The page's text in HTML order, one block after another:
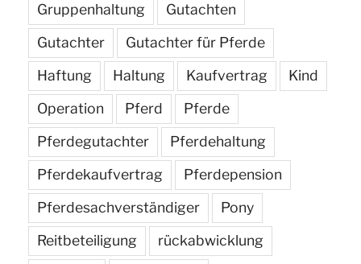
Gruppenhaltung
Gutachten
Gutachter
Gutachter für Pferde
Haftung
Haltung Kaufvertrag
Kind
Operation
Pferd
Pferde
Pferdegutachter
Pferdehaltung
Pferdekaufvertrag
Pferdepension
Pferdesachverständiger
Pony
Reitbeteiligung
rückabwicklung